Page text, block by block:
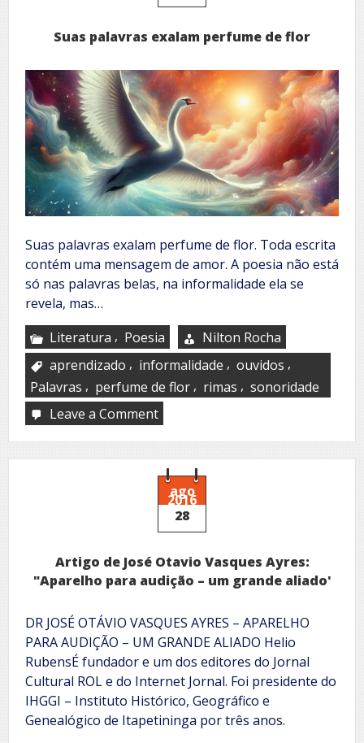
Suas palavras exalam perfume de flor
Suas palavras exalam perfume de flor. Toda escrita
contém uma mensagem de amor. A poesia não está
só nas palavras belas, na informalidade ela se
revela, mas…
Literatura , Poesia
Nilton Rocha
aprendizado , informalidade , ouvidos ,
Palavras , perfume de flor , rimas , sonoridade
Leave a Commenton
palavras
exalam
perfume
de
flor
ago
2016
28
Artigo de José Otavio Vasques Ayres:
"Aparelho para audição – um grande aliado'
DR JOSÉ OTÁVIO VASQUES AYRES – APARELHO
PARA AUDIÇÃO – UM GRANDE ALIADO Helio
RubensÉ fundador e um dos editores do Jornal
Cultural ROL e do Internet Jornal. Foi presidente do
IHGGI – Instituto Histórico, Geográfico e
Genealógico de Itapetininga por três anos.